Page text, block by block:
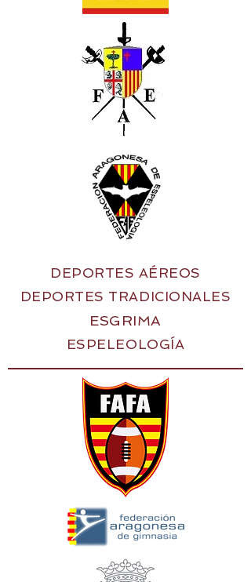
DEPORTES AÉREOS
DEPORTES TRADICIONALES
ESGRIMA
ESPELEOLOGÍA